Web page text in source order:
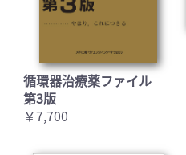
循環器治療薬ファイル
第3版
￥7,700